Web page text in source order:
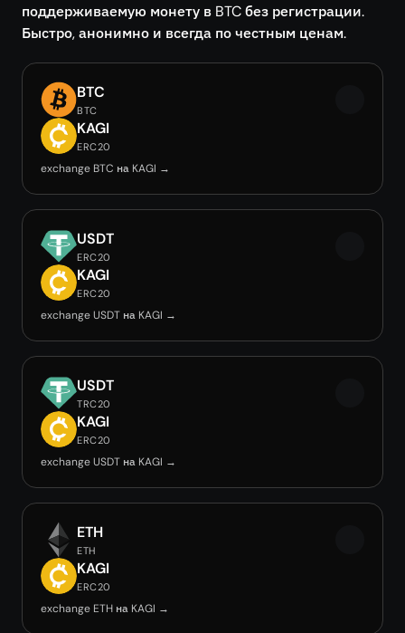
поддерживаемую монету в BTC без регистрации.
Быстро, анонимно и всегда по честным ценам.
BTC
BTC
KAGI
ERC20
exchange BTC на KAGI →
USDT
ERC20
KAGI
ERC20
exchange USDT на KAGI →
USDT
TRC20
KAGI
ERC20
exchange USDT на KAGI →
ETH
ETH
KAGI
ERC20
exchange ETH на KAGI →